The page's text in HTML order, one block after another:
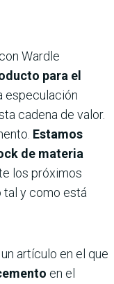
Wardle
para el
especulación
cadena de valor.
Estamos
de materia
los próximos
tal y como está
artículo en el que
en el